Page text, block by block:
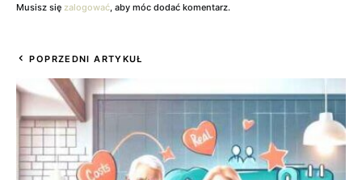
Musisz się zalogować, aby móc dodać komentarz.
POPRZEDNI ARTYKUŁ